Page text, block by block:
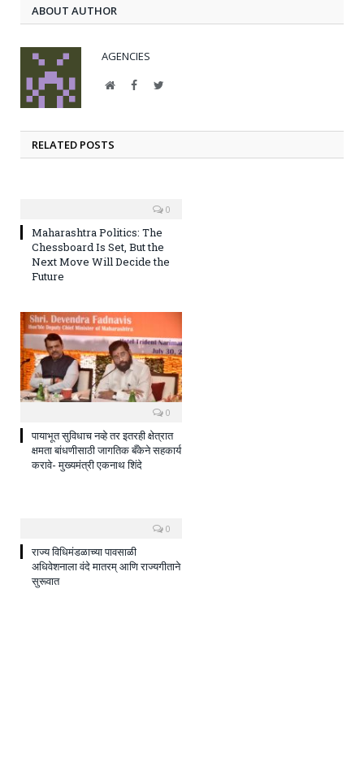
ABOUT AUTHOR
AGENCIES
WebsiteFacebookTwitter
RELATED POSTS
0
Maharashtra Politics: The
Chessboard Is Set, But the
Next Move Will Decide the
Future
0
पायाभूत सुविधाच नव्हे तर इतरही क्षेत्रात
क्षमता बांधणीसाठी जागतिक बँकेने सहकार्य
करावे- मुख्यमंत्री एकनाथ शिंदे
0
राज्य विधिमंडळाच्या पावसाळी
अधिवेशनाला वंदे मातरम् आणि राज्यगीताने
सुरूवात